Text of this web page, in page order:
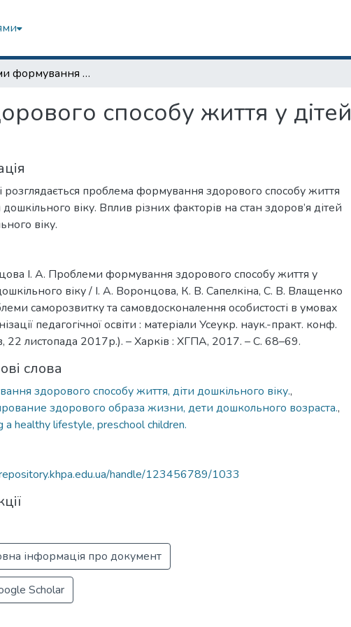
Проблеми формування здорового способу життя у дітей дошкільного віку
способу життя у дітей
розглядається проблема формування здорового способу життя
дошкільного віку. Вплив різних факторів на стан здоров’я дітей
віку.
І. А. Проблеми формування здорового способу життя у
віку / І. А. Воронцова, К. В. Сапелкіна, С. В. Влащенко
саморозвитку та самовдосконалення особистості в умовах
педагогічної освіти : матеріали Усеукр. наук.-практ. конф.
22 листопада 2017р.). – Харків : ХГПА, 2017. – С. 68–69.
слова
здорового способу життя, діти дошкільного віку.,
здорового образа жизни, дети дошкольного возраста.,
a healthy lifestyle, preschool children.
handle/123456789/1033
інформація про документ
Scholar